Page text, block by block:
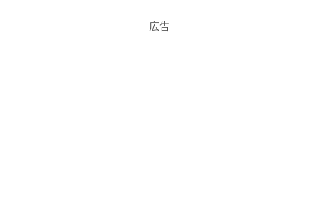
広告